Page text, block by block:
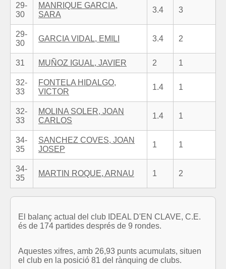
29-
30
MANRIQUE GARCIA,
SARA
3.4 3
29-
30
GARCIA VIDAL, EMILI 3.4 2
31 MUÑOZ IGUAL, JAVIER 2 1
32-
33
FONTELA HIDALGO,
VICTOR
1.4 1
32-
33
MOLINA SOLER, JOAN
CARLOS
1.4 1
34-
35
SANCHEZ COVES, JOAN
JOSEP
1 1
34-
35
MARTIN ROQUE, ARNAU 1 2
El balanç actual del club IDEAL D'EN CLAVE, C.E.
és de 174 partides després de 9 rondes.
Aquestes xifres, amb 26,93 punts acumulats, situen
el club en la posició 81 del rànquing de clubs.